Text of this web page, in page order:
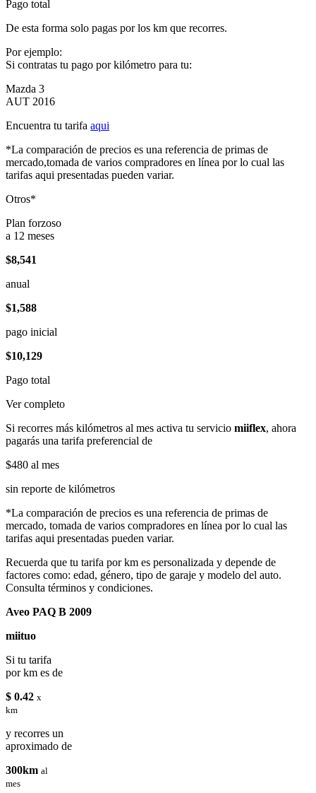
Pago total
De esta forma solo pagas por los km que recorres.
Por ejemplo:
Si contratas tu pago por kilómetro para tu:
Mazda 3
AUT 2016
Encuentra tu tarifa aqui
*La comparación de precios es una referencia de primas de
mercado,tomada de varios compradores en línea por lo cual las
tarifas aqui presentadas pueden variar.
Otros*
Plan forzoso
a 12 meses
$8,541
anual
$1,588
pago inicial
$10,129
Pago total
Ver completo
Si recorres más kilómetros al mes activa tu servicio miiflex, ahora
pagarás una tarifa preferencial de
$480 al mes
sin reporte de kilómetros
*La comparación de precios es una referencia de primas de
mercado, tomada de varios compradores en línea por lo cual las
tarifas aqui presentadas pueden variar.
Recuerda que tu tarifa por km es personalizada y depende de
factores como: edad, género, tipo de garaje y modelo del auto.
Consulta términos y condiciones.
Aveo PAQ B 2009
miituo
Si tu tarifa
por km es de
$ 0.42 x
km
y recorres un
aproximado de
300km al
mes